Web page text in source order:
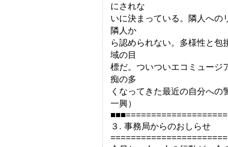
にされな
いに決まっている。隣人への
隣人か
ら認められない。多様性と
域の目
標だ。ついついエコミュージ
痴の多
くなってきた最近の自分
一興）
３. 事務局からのおしらせ